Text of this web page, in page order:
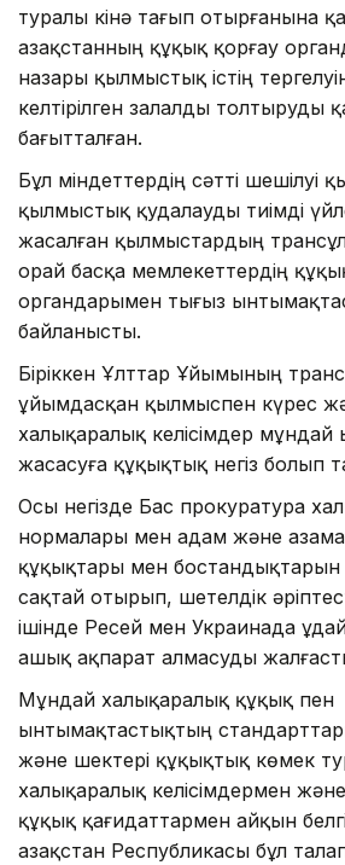
туралы кінә тағып отырғанына
Қазақстанның құқық қорғау
назары қылмыстық істің
келтірілген залалды толтыруды
бағытталған.
Бұл міндеттердің сәтті шешілуі
қылмыстық қудалауды тиімді
жасалған қылмыстардың
орай басқа мемлекеттердің
органдарымен тығыз
байланысты.
Біріккен Ұлттар Ұйымының
ұйымдасқан қылмыспен күрес
халықаралық келісімдер
жасасуға құқықтық негіз болып
Осы негізде Бас прокуратура
нормалары мен адам және
құқықтары мен бостандықтарын
сақтай отырып, шетелдік
ішінде Ресей мен Украинада
ашық ақпарат алмасуды
Мұндай халықаралық құқық пен
ынтымақтастықтың
және шектері құқықтық көмек
халықаралық келісімдермен
құқық қағидаттармен айқын
Қазақстан Республикасы бұл